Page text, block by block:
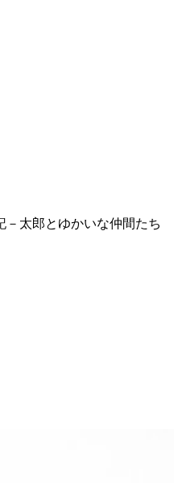
太郎とゆかいな仲間たち